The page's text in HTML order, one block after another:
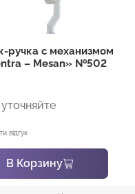
ручка с механизмом
– Mesan» №502
відгук
В Корзину